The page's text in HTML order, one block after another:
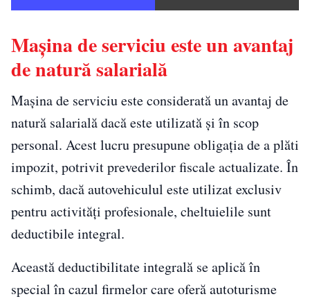
Mașina de serviciu este un avantaj
de natură salarială
Mașina de serviciu este considerată un avantaj de
natură salarială dacă este utilizată și în scop
personal. Acest lucru presupune obligația de a plăti
impozit, potrivit prevederilor fiscale actualizate. În
schimb, dacă autovehiculul este utilizat exclusiv
pentru activități profesionale, cheltuielile sunt
deductibile integral.
Această deductibilitate integrală se aplică în
special în cazul firmelor care oferă autoturisme